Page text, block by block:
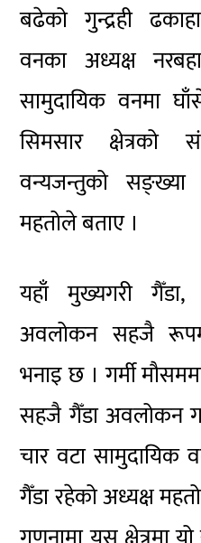
बढेको गुन्द्रही
वनका अध्यक्ष
सामुदायिक वनमा
सिमसार क्षेत्रको
वन्यजन्तुको
महतोले बताए ।
यहाँ मुख्यगरी
अवलोकन सहजै
भनाइ छ । गर्मी
सहजै गैँडा अवलोकन
चार वटा सामुदायिक
गैँडा रहेको अध्यक्ष